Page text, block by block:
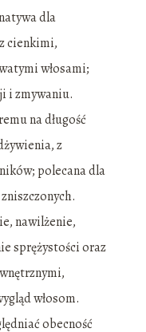
dla
cienkimi,
włosami;
i zmywaniu.
na długość
z
polecana dla
nawilżenie,
sprężystości oraz
włosom.
obecność